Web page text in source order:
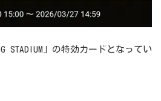
STADIUM」の特効カードとなってい